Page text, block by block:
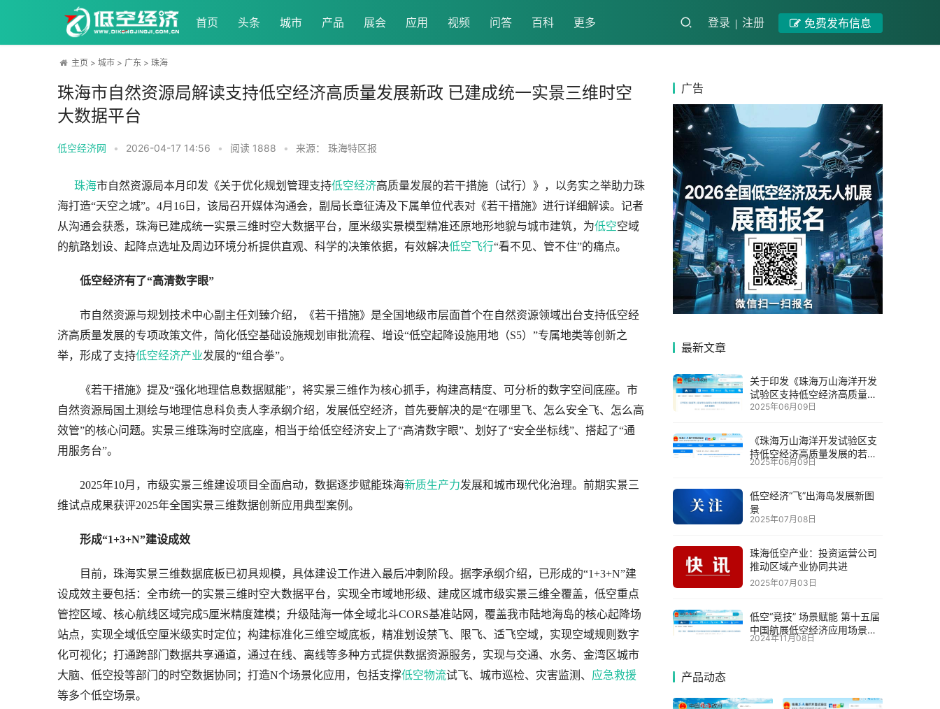
首页 头条 城市 产品 展会 应用 视频 问答 百科 更多 登录 注册 免费发布信息
主页 > 城市 > 广东 > 珠海
珠海市自然资源局解读支持低空经济高质量发展新政 已建成统一实景三维时空
大数据平台
低空经济网 • 2026-04-17 14:56 • 阅读 1888 • 来源： 珠海特区报
珠海市自然资源局本月印发《关于优化规划管理支持低空经济高质量发展的若干措施（试行）》，以务实之举助力珠
海打造“天空之城”。4月16日，该局召开媒体沟通会，副局长章征涛及下属单位代表对《若干措施》进行详细解读。记者
从沟通会获悉，珠海已建成统一实景三维时空大数据平台，厘米级实景模型精准还原地形地貌与城市建筑，为低空空域
的航路划设、起降点选址及周边环境分析提供直观、科学的决策依据，有效解决低空飞行“看不见、管不住”的痛点。
低空经济有了“高清数字眼”
市自然资源与规划技术中心副主任刘臻介绍，《若干措施》是全国地级市层面首个在自然资源领域出台支持低空经
济高质量发展的专项政策文件，简化低空基础设施规划审批流程、增设“低空起降设施用地（S5）”专属地类等创新之
举，形成了支持低空经济产业发展的“组合拳”。
《若干措施》提及“强化地理信息数据赋能”，将实景三维作为核心抓手，构建高精度、可分析的数字空间底座。市
自然资源局国土测绘与地理信息科负责人李承纲介绍，发展低空经济，首先要解决的是“在哪里飞、怎么安全飞、怎么高
效管”的核心问题。实景三维珠海时空底座，相当于给低空经济安上了“高清数字眼”、划好了“安全坐标线”、搭起了“通
用服务台”。
2025年10月，市级实景三维建设项目全面启动，数据逐步赋能珠海新质生产力发展和城市现代化治理。前期实景三
维试点成果获评2025年全国实景三维数据创新应用典型案例。
形成“1+3+N”建设成效
目前，珠海实景三维数据底板已初具规模，具体建设工作进入最后冲刺阶段。据李承纲介绍，已形成的“1+3+N”建
设成效主要包括：全市统一的实景三维时空大数据平台，实现全市域地形级、建成区城市级实景三维全覆盖，低空重点
管控区域、核心航线区域完成5厘米精度建模；升级陆海一体全域北斗CORS基准站网，覆盖我市陆地海岛的核心起降场
站点，实现全域低空厘米级实时定位；构建标准化三维空域底板，精准划设禁飞、限飞、适飞空域，实现空域规则数字
化可视化；打通跨部门数据共享通道，通过在线、离线等多种方式提供数据资源服务，实现与交通、水务、金湾区城市
大脑、低空投等部门的时空数据协同；打造N个场景化应用，包括支撑低空物流试飞、城市巡检、灾害监测、 应急救援
等多个低空场景。
广告
最新文章
关于印发《珠海万山海洋开发
试验区支持低空经济高质量发
展的若干措施》的通知
2025年06月09日
《珠海万山海洋开发试验区支
持低空经济高质量发展的若干
措施》政策解读
2025年06月09日
低空经济“飞”出海岛发展新图
景
2025年07月08日
珠海低空产业：投资运营公司
推动区域产业协同共进
2025年07月03日
低空“竞技” 场景赋能 第十五届
中国航展低空经济应用场景创
新（金创奖）大赛10日在珠海
2024年11月08日
产品动态